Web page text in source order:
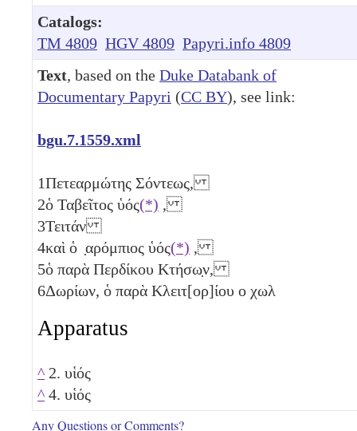
Catalogs:
TM 4809 HGV 4809 Papyri.info 4809
Text, based on the Duke Databank of
Documentary Papyri (CC BY), see link:
bgu.7.1559.xml
1Πετεαρμώτης Σόντεως,
2ὁ Ταβεῖτος ὑός(*) ,
3Τειτάν
4καὶ ὁ ̣αρόμπιος ὑός(*) ,
5ὁ παρὰ Περδίκου Κτήσω̣ν,
6Δωρίων, ὁ παρὰ Κλειτ[ορ]ίου ο χωλ
Apparatus
^ 2. υἱός
^ 4. υἱός
Any Questions or Comments?